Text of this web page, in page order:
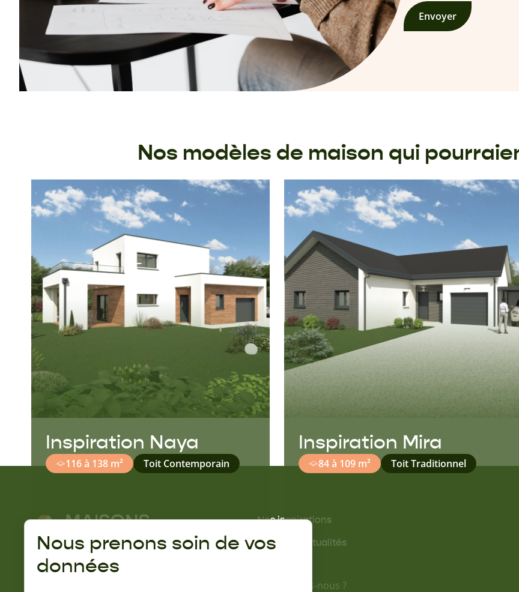
Envoyer
Nos modèles de maison qui
Inspiration Naya
116 à 138 m² Toit Contemporain
Inspiration Mira
84 à 109 m² Toit Traditionnel
Rejoignez la communauté Naturéa :
Nos inspirations
Guides & actualités
Qui sommes-nous ?
Nous prenons soin de vos
données